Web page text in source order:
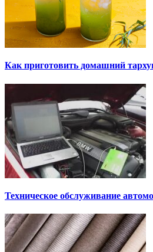
Как приготовить домашний
Техническое обслуживание